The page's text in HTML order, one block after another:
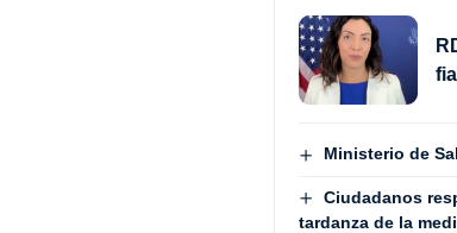
Ministerio de
Ciudadanos
tardanza de la